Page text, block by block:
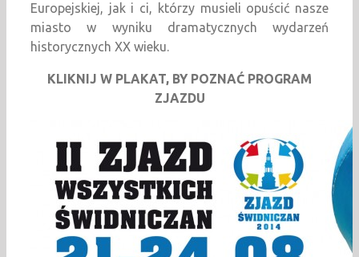
Europejskiej, jak i ci, którzy musieli opuścić nasze
miasto w wyniku dramatycznych wydarzeń
historycznych XX wieku.
KLIKNIJ W PLAKAT, BY POZNAĆ PROGRAM
ZJAZDU